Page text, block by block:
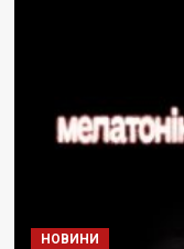
НОВИНИ